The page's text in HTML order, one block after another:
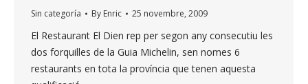
Sin categoría By Enric 25 novembre, 2009
El Restaurant El Dien rep per segon any consecutiu les
dos forquilles de la Guia Michelin, sen nomes 6
restaurants en tota la província que tenen aquesta